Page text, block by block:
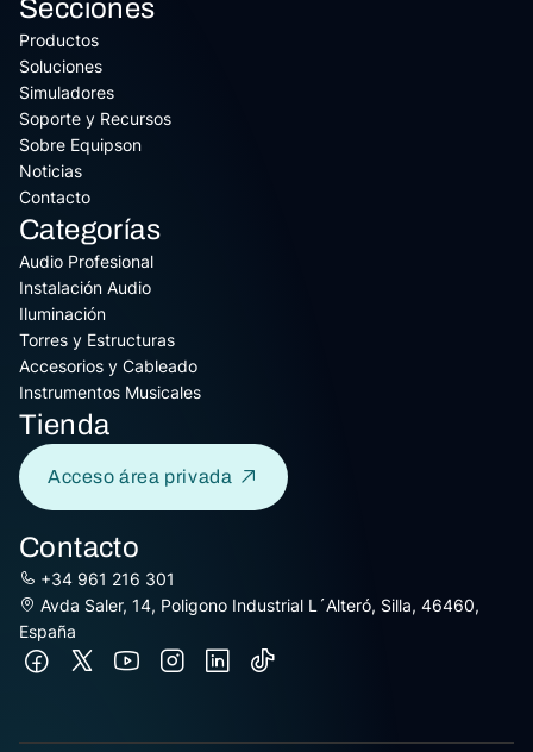
Secciones
Productos
Soluciones
Simuladores
Soporte y Recursos
Sobre Equipson
Noticias
Contacto
Categorías
Audio Profesional
Instalación Audio
Iluminación
Torres y Estructuras
Accesorios y Cableado
Instrumentos Musicales
Tienda
Acceso área privada
Contacto
+34 961 216 301
Avda Saler, 14, Poligono Industrial L´Alteró, Silla, 46460,
España